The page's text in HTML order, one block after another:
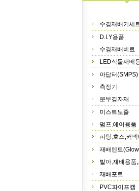
수경재배기세
D.I.Y용품
수경재배비료
LED식물재배
아답터(SMPS)
측정기
분무경자재
미스트노즐
펌프,에어용품
피팅,호스,커넥
재배텐트
발아,재배용품,
재배포트
PVC파이프캡